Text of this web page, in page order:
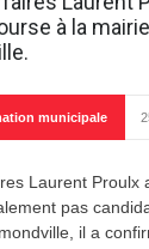
à la
municipale
Laurent Proulx
pas
il a